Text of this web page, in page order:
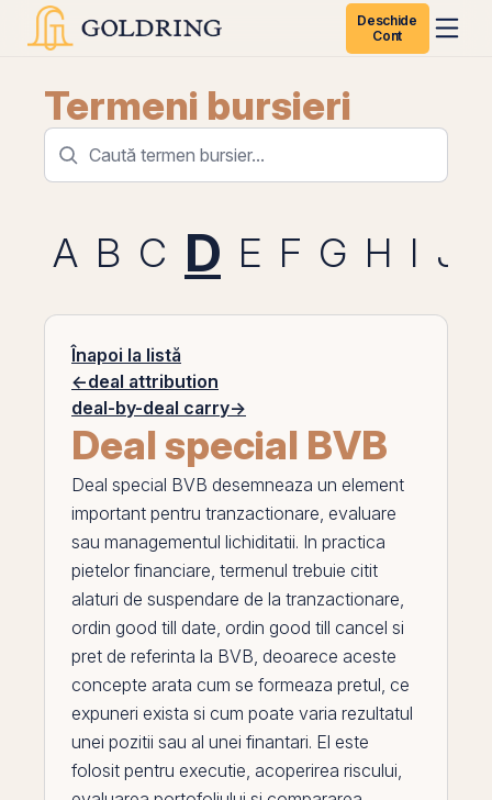
Deschide
Cont
Termeni bursieri
A B C D E F G H I J
Înapoi la listă
←deal attribution
deal-by-deal carry→
Deal special BVB
Deal special BVB desemneaza un element
important pentru tranzactionare, evaluare
sau managementul lichiditatii. In practica
pietelor financiare, termenul trebuie citit
alaturi de suspendare de la tranzactionare,
ordin good till date, ordin good till cancel si
pret de referinta la BVB, deoarece aceste
concepte arata cum se formeaza pretul, ce
expuneri exista si cum poate varia rezultatul
unei pozitii sau al unei finantari. El este
folosit pentru executie, acoperirea riscului,